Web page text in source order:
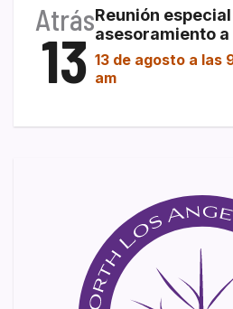
Atrás
13
Reunión
asesoramiento
13 de agosto a las
am